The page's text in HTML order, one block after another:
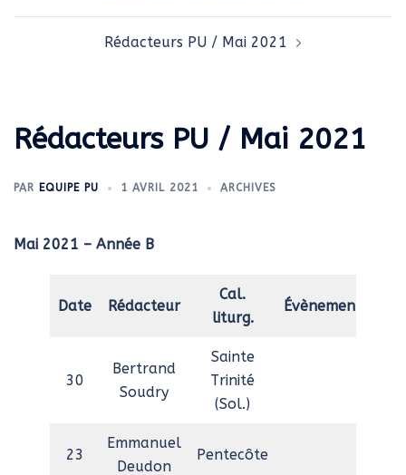
Rédacteurs PU / Mai 2021
Rédacteurs PU / Mai 2021
PAR EQUIPE PU 1 AVRIL 2021 ARCHIVES
Mai 2021 – Année B
Date Rédacteur
Cal.
liturg.
Évènement
30
Bertrand
Soudry
Sainte
Trinité
(Sol.)
23
Emmanuel
Deudon
Pentecôte